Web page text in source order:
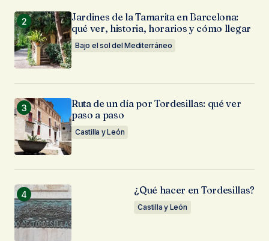
Jardines de la Tamarita en Barcelona:
qué ver, historia, horarios y cómo llegar
Bajo el sol del Mediterráneo
Ruta de un día por Tordesillas: qué ver
paso a paso
Castilla y León
¿Qué hacer en Tordesillas?
Castilla y León